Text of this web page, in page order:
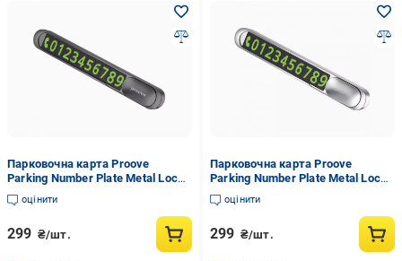
Парковочна карта Proove
Parking Number Plate Metal Lock
Dark Gray
оцінити
299 ₴/шт.
Парковочна карта Proove
Parking Number Plate Metal Lock
Silver
оцінити
299 ₴/шт.